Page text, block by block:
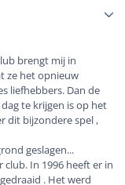
brengt mij in
ze het opnieuw
liefhebbers. Dan de
te krijgen is op het
dit bijzondere spel ,
geslagen...
In 1996 heeft er in
. Het werd